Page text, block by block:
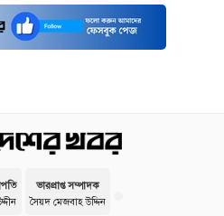
ভারপ্রাপ্ত সম্পাদক
সৈয়দ মেজবাহ উদ্দিন